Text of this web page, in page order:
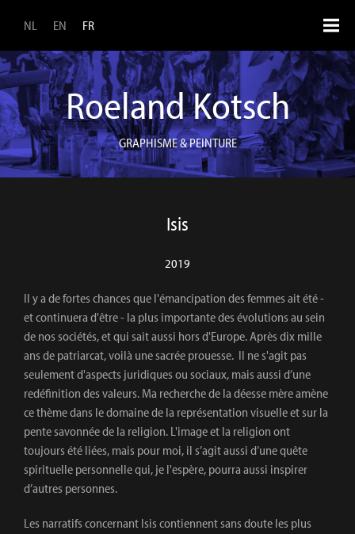
NL
EN FR
Roeland Kotsch
GRAPHISME & PEINTURE
Isis
2019
Il y a de fortes chances que l'émancipation des femmes ait été -
et continuera d'être - la plus importante des évolutions au sein
de nos sociétés, et qui sait aussi hors d'Europe. Après dix mille
ans de patriarcat, voilà une sacrée prouesse. Il ne s'agit pas
seulement d'aspects juridiques ou sociaux, mais aussi d’une
redéfinition des valeurs. Ma recherche de la déesse mère amène
ce thème dans le domaine de la représentation visuelle et sur la
pente savonnée de la religion. L'image et la religion ont
toujours été liées, mais pour moi, il s’agit aussi d’une quête
spirituelle personnelle qui, je l'espère, pourra aussi inspirer
d’autres personnes.
Les narratifs concernant Isis contiennent sans doute les plus